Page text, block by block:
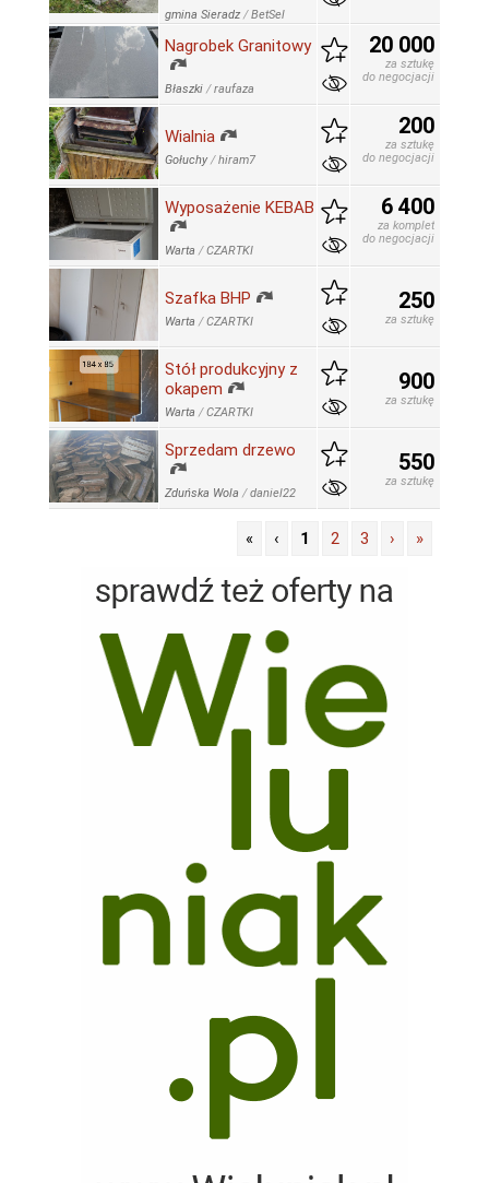
gmina Sieradz /BetSel
Nagrobek Granitowy
Błaszki /raufaza
20 000
za sztukę
do negocjacji
Wialnia
Gołuchy /hiram7
200
za sztukę
do negocjacji
Wyposażenie KEBAB
Warta /CZARTKI
6 400
za komplet
do negocjacji
Szafka BHP
Warta /CZARTKI
250
za sztukę
Stół produkcyjny z
okapem
Warta /CZARTKI
900
za sztukę
Sprzedam drzewo
Zduńska Wola /daniel22
550
za sztukę
« ‹ 1 2 3 › »